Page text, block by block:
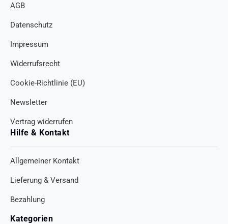
AGB
Datenschutz
Impressum
Widerrufsrecht
Cookie-Richtlinie (EU)
Newsletter
Vertrag widerrufen
Hilfe & Kontakt
Allgemeiner Kontakt
Lieferung & Versand
Bezahlung
Kategorien